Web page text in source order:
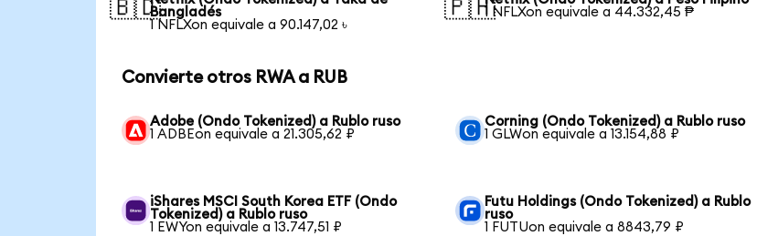
🇧🇩Bangladés
1 NFLXon equivale a 90.147,02 ৳
🇵🇭1 NFLXon equivale a 44.332,45 ₱
Convierte otros RWA a RUB
Adobe (Ondo Tokenized) a Rublo ruso
1 ADBEon equivale a 21.305,62 ₽
Corning (Ondo Tokenized) a Rublo ruso
1 GLWon equivale a 13.154,88 ₽
iShares MSCI South Korea ETF (Ondo
Tokenized) a Rublo ruso
1 EWYon equivale a 13.747,51 ₽
Futu Holdings (Ondo Tokenized) a Rublo
ruso
1 FUTUon equivale a 8843,79 ₽